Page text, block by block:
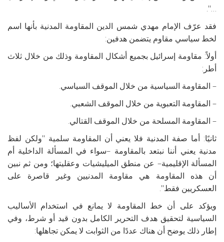
…".
فقد عرّف الإمام مهدي شمس الدين المقاومة المدنية بأنها اسم
لخط سياسي مقاوم يتضمن هدفين:
أولاً: مقاومة إسرائيل بجميع أشكال المقاومة وذلك من خلال ثلاث
أطر:
– المقاومة السياسية من خلال الموقف السياسي.
– المقاومة التعبوية من خلال الموقف الشعبي.
– المقاومة المسلحة من خلال الموقف القتالي.
ثانيًا: أما صفة المدنية فلا يعني أن المقاومة سلمية "ولكن لفظ
مدنية يعني أننا نبتعد بالمقاومة –سواء في المسألة الداخلية أم
المسألة الإقليمية– عن منطق الميليشيات وعقليتها؛ ومن ثم نبين
أن هذه المقاومة هي مقاومة المدنيين وغير قاصرة على
العسكريين فقط".
ويؤكد على أن خط المقاومة لا يمانع في استخدام الأساليب
السياسية لتحقيق هدف التحرير الكامل بدون قيد أو شرط، وفي
إطار ذلك يوضح أن هناك عددًا من الثوابت لا يمكن تجاهلها: